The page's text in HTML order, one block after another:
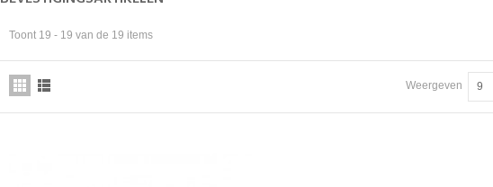
Toont 19 - 19 van de 19 items
Weergeven 9